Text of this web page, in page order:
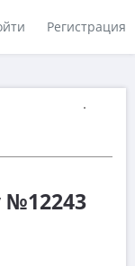
Регистрация
№12243